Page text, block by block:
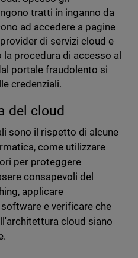
tratti in inganno da
ad accedere a pagine
di servizi cloud e
procedura di accesso al
portale fraudolento si
credenziali.
del cloud
sono il rispetto di alcune
come utilizzare
per proteggere
consapevoli del
applicare
e verificare che
cloud siano